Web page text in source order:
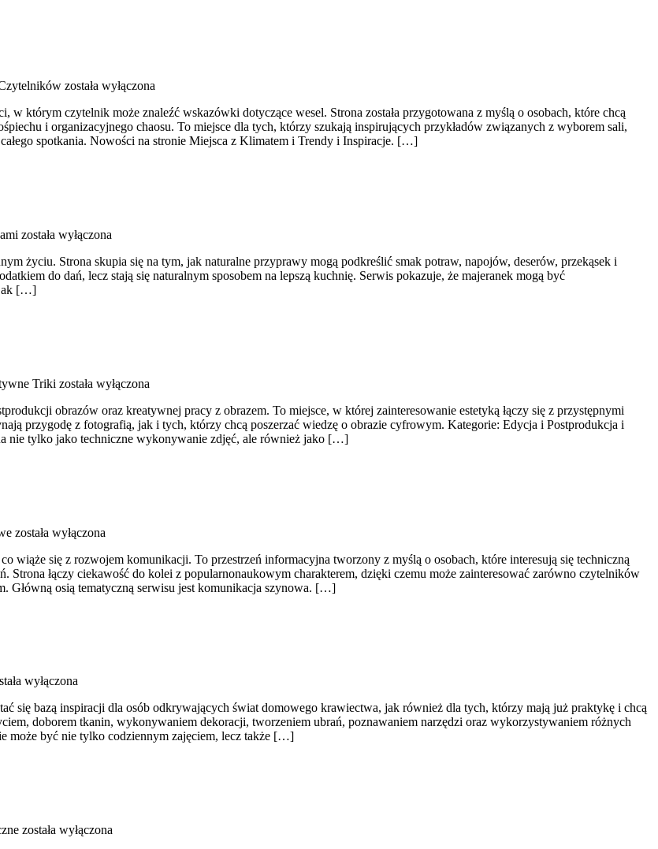
została wyłączona
którym czytelnik może znaleźć wskazówki dotyczące wesel. Strona została przygotowana z myślą o osobach, które chcą
i organizacyjnego chaosu. To miejsce dla tych, którzy szukają inspirujących przykładów związanych z wyborem sali,
spotkania. Nowości na stronie Miejsca z Klimatem i Trendy i Inspiracje. […]
została wyłączona
życiu. Strona skupia się na tym, jak naturalne przyprawy mogą podkreślić smak potraw, napojów, deserów, przekąsek i
do dań, lecz stają się naturalnym sposobem na lepszą kuchnię. Serwis pokazuje, że majeranek mogą być
jak […]
Triki została wyłączona
obrazów oraz kreatywnej pracy z obrazem. To miejsce, w której zainteresowanie estetyką łączy się z przystępnymi
przygodę z fotografią, jak i tych, którzy chcą poszerzać wiedzę o obrazie cyfrowym. Kategorie: Edycja i Postprodukcja i
nie tylko jako techniczne wykonywanie zdjęć, ale również jako […]
została wyłączona
wiąże się z rozwojem komunikacji. To przestrzeń informacyjna tworzony z myślą o osobach, które interesują się techniczną
łączy ciekawość do kolei z popularnonaukowym charakterem, dzięki czemu może zainteresować zarówno czytelników
Główną osią tematyczną serwisu jest komunikacja szynowa. […]
wyłączona
się bazą inspiracji dla osób odkrywających świat domowego krawiectwa, jak również dla tych, którzy mają już praktykę i chcą
doborem tkanin, wykonywaniem dekoracji, tworzeniem ubrań, poznawaniem narzędzi oraz wykorzystywaniem różnych
może być nie tylko codziennym zajęciem, lecz także […]
została wyłączona